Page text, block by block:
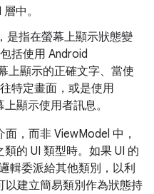
中。
是指在螢幕上顯示狀態變
括使用 Android
上顯示的正確文字、當使
特定畫面，或是使用
上顯示使用者訊息。
，而非 ViewModel 中，
類的 UI 類型時。如果 UI 的
輯委派給其他類別，以利
以建立簡易類別作為狀態持